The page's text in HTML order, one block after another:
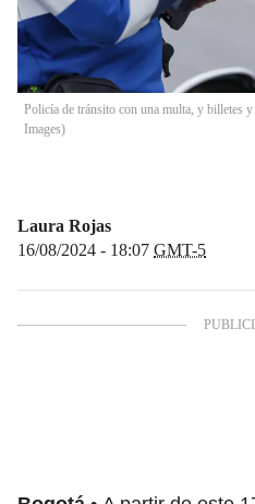
Policía de tránsito con una multa, y billetes
Images)
Laura Rojas
16/08/2024 - 18:07 GMT-5